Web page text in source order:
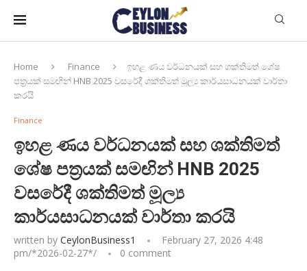
Home Finance
ඉහළ ණය වර්ධනයක් සහ ශක්තිමත් ශේෂ
පත්‍රයක් සමඟින් HNB 2025 වසරේදී ශක්තිමත් මූල්‍ය කාර්යසාධනයක් වාර්තා
කරයි
Finance
ඉහළ ණය වර්ධනයක් සහ ශක්තිමත්
ශේෂ පත්‍රයක් සමඟින් HNB 2025
වසරේදී ශක්තිමත් මූල්‍ය
කාර්යසාධනයක් වාර්තා කරයි
written by CeylonBusiness1
February 27, 2026 4:48
pm/*2026-02-27*/ 0 comment